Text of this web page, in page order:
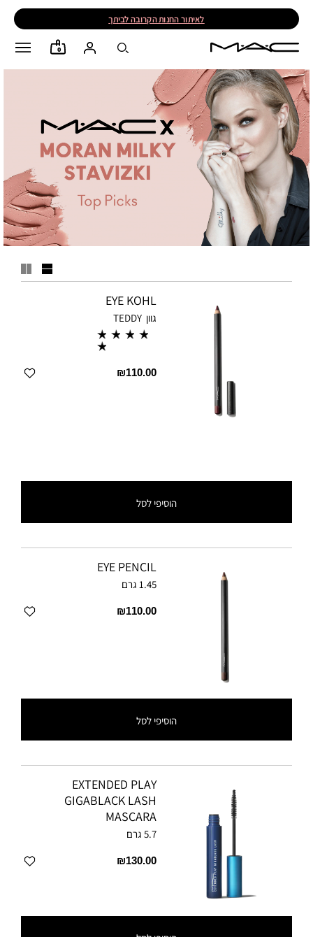
לאיתור החנות הקרובה לביתך
0
EYE KOHL
גוון TEDDY
₪110.00
הוסיפי לסל
EYE PENCIL
1.45 גרם
₪110.00
הוסיפי לסל
EXTENDED PLAY
GIGABLACK LASH
MASCARA
5.7 גרם
₪130.00